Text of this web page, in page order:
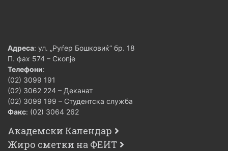
Адреса: ул. „Руѓер Бошковиќ“ бр. 18
П. фах 574 – Скопје
Телефони:
(02) 3099 191
(02) 3062 224 – Деканат
(02) 3099 199 – Студентска служба
Факс: (02) 3064 262
Академски Календар
Жиро сметки на ФЕИТ